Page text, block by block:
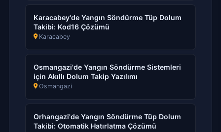
Karacabey'de Yangın Söndürme Tüp Dolum
Takibi: Kod16 Çözümü
Karacabey
Osmangazi'de Yangın Söndürme Sistemleri
için Akıllı Dolum Takip Yazılımı
Osmangazi
Orhangazi'de Yangın Söndürme Tüp Dolum
Takibi: Otomatik Hatırlatma Çözümü